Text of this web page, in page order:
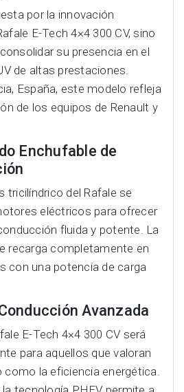
por la innovación
E-Tech 4×4 300 CV, sino
su presencia en el
de altas prestaciones.
España, este modelo refleja
de los equipos de Renault y
Enchufable de
tricilíndrico del Rafale se
eléctricos para ofrecer
fluida y potente. La
recarga completamente en
con una potencia de carga
Avanzada
E-Tech 4×4 300 CV será
para aquellos que valoran
la eficiencia energética.